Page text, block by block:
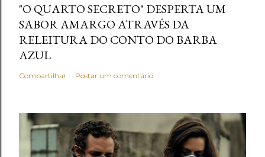
"O QUARTO SECRETO" DESPERTA UM
SABOR AMARGO ATRAVÉS DA
RELEITURA DO CONTO DO BARBA
AZUL
Compartilhar Postar um comentário